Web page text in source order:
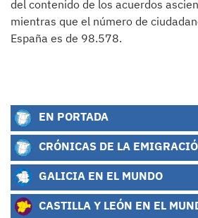
del contenido de los acuerdos
mientras que el número de
España es de 98.578.
EN PORTADA
CRÓNICAS DE LA
GALICIA EN EL MUNDO
CASTILLA Y LEÓN EN EL